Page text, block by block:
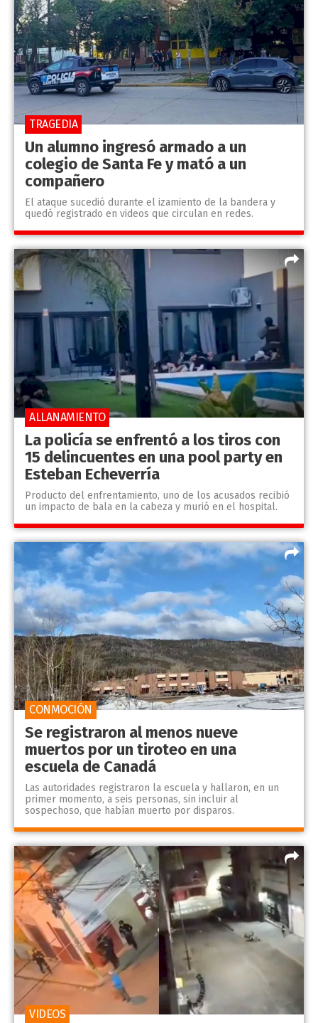
Un alumno ingresó armado a un
colegio de Santa Fe y mató a un
compañero
El ataque sucedió durante el izamiento de la bandera y
quedó registrado en videos que circulan en redes.
TRAGEDIA
La policía se enfrentó a los tiros con
15 delincuentes en una pool party en
Esteban Echeverría
Producto del enfrentamiento, uno de los acusados recibió
un impacto de bala en la cabeza y murió en el hospital.
ALLANAMIENTO
Se registraron al menos nueve
muertos por un tiroteo en una
escuela de Canadá
Las autoridades registraron la escuela y hallaron, en un
primer momento, a seis personas, sin incluir al
sospechoso, que habían muerto por disparos.
CONMOCIÓN
VIDEOS